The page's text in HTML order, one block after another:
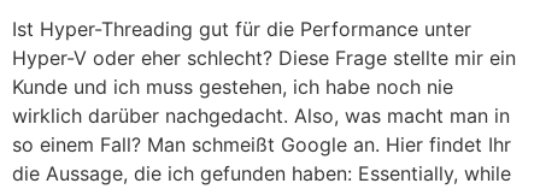
Ist Hyper-Threading gut für die Performance unter
Hyper-V oder eher schlecht? Diese Frage stellte mir ein
Kunde und ich muss gestehen, ich habe noch nie
wirklich darüber nachgedacht. Also, was macht man in
so einem Fall? Man schmeißt Google an. Hier findet Ihr
die Aussage, die ich gefunden haben: Essentially, while